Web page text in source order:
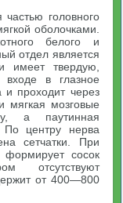
головного
оболочками.
белого и
отдел является
имеет твердую,
в глазное
и проходит через
мягкая мозговые
а паутинная
По центру нерва
сетчатки. При
формирует сосок
отсутствуют
от 400—800